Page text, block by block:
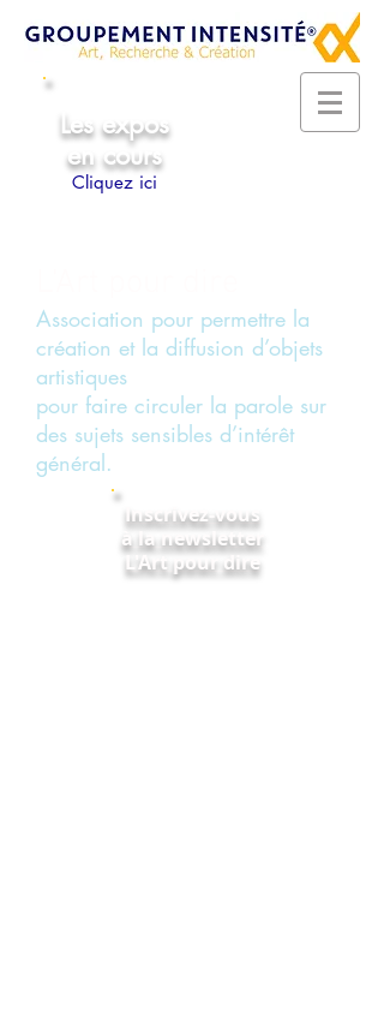
Les expos
en cours
Cliquez ici
Association pour permettre la
création et la diffusion d’objets
artistiques
pour faire circuler la parole sur
des sujets sensibles d’intérêt
général.
Inscrivez-vous
à la newsletter
L'Art pour dire